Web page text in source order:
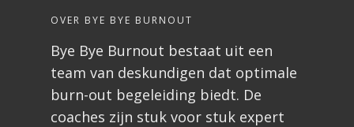
OVER BYE BYE BURNOUT
Bye Bye Burnout bestaat uit een
team van deskundigen dat optimale
burn-out begeleiding biedt. De
coaches zijn stuk voor stuk expert